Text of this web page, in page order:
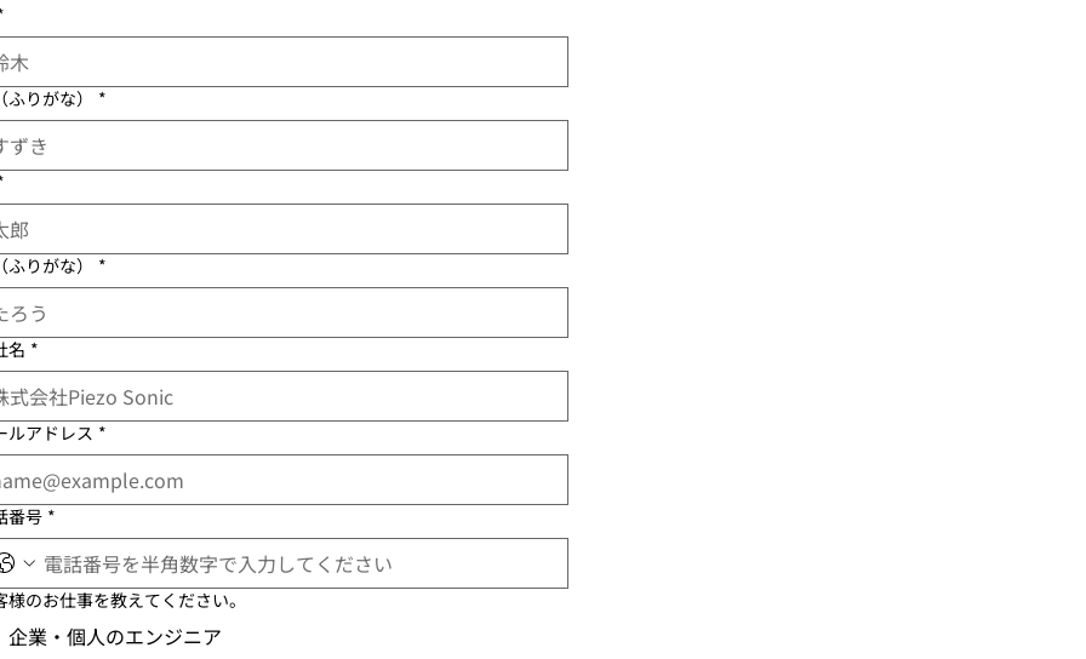
ふりがな） *
ふりがな） *
名 *
ルアドレス *
番号 *
様のお仕事を教えてください。
企業・個人のエンジニア